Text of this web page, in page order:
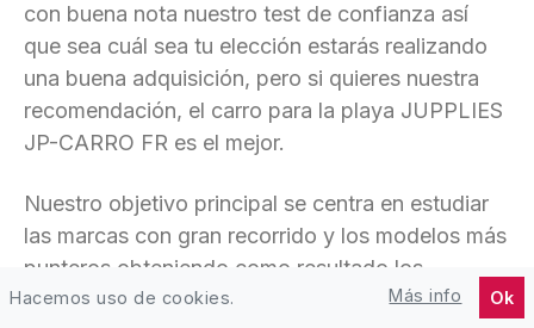
con buena nota nuestro test de confianza así
que sea cuál sea tu elección estarás realizando
una buena adquisición, pero si quieres nuestra
recomendación, el carro para la playa JUPPLIES
JP-CARRO FR es el mejor.
Nuestro objetivo principal se centra en estudiar
las marcas con gran recorrido y los modelos más
punteros obteniendo como resultado los
productos más recomendables.
Hacemos uso de cookies. Más info Ok